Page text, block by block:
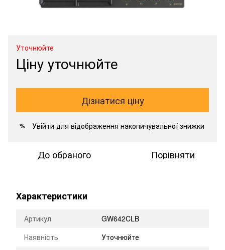
Уточнюйте
Ціну уточнюйте
Дізнатися ціну
% Увійти для відображення накопичувальної знижки
До обраного Порівняти
Характеристики
Артикул
GW642CLB
Наявність
Уточнюйте